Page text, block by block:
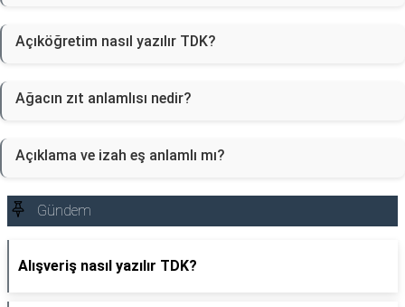
Açıköğretim nasıl yazılır TDK?
Ağacın zıt anlamlısı nedir?
Açıklama ve izah eş anlamlı mı?
Gündem
Alışveriş nasıl yazılır TDK?